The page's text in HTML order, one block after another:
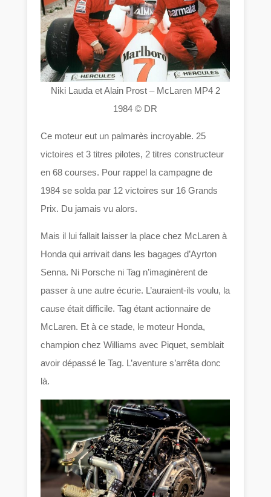
Niki Lauda et Alain Prost – McLaren MP4 2
1984 © DR
Ce moteur eut un palmarès incroyable. 25
victoires et 3 titres pilotes, 2 titres constructeur
en 68 courses. Pour rappel la campagne de
1984 se solda par 12 victoires sur 16 Grands
Prix. Du jamais vu alors.
Mais il lui fallait laisser la place chez McLaren à
Honda qui arrivait dans les bagages d’Ayrton
Senna. Ni Porsche ni Tag n’imaginèrent de
passer à une autre écurie. L’auraient-ils voulu, la
cause était difficile. Tag étant actionnaire de
McLaren. Et à ce stade, le moteur Honda,
champion chez Williams avec Piquet, semblait
avoir dépassé le Tag. L’aventure s’arrêta donc
là.